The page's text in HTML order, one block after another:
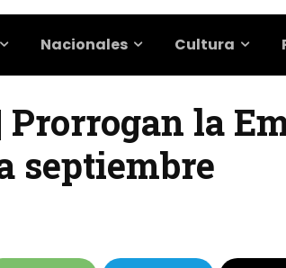
Nacionales Cultura
la
septiembre